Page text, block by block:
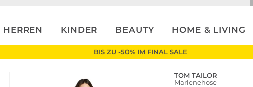
HERREN KINDER BEAUTY HOME & LIVING
BIS ZU -50% IM FINAL SALE
TOM TAILOR
Marlenehose